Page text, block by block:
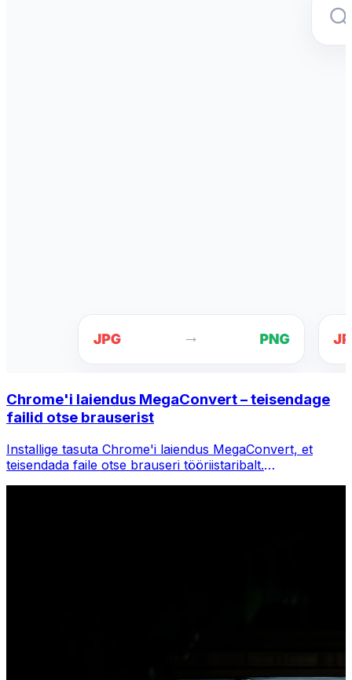
Chrome'i laiendus MegaConvert – teisendage
failid otse brauserist
Installige tasuta Chrome'i laiendus MegaConvert, et
teisendada faile otse brauseri tööriistaribalt.